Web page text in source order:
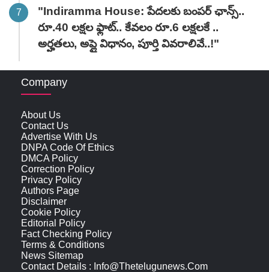
"Indiramma House: పేదలకు బంపర్ ఛాన్స్..
రూ.40 లక్షల ఫ్లాట్.. కేవలం రూ.6 లక్షలకే ..
అర్హతలు, అప్లై విధానం, పూర్తి వివరాలివే..!"
Company
About Us
Contact Us
Advertise With Us
DNPA Code Of Ethics
DMCA Policy
Correction Policy
Privacy Policy
Authors Page
Disclaimer
Cookie Policy
Editorial Policy
Fact Checking Policy
Terms & Conditions
News Sitemap
Contact Details : Info@thetelugunews.com